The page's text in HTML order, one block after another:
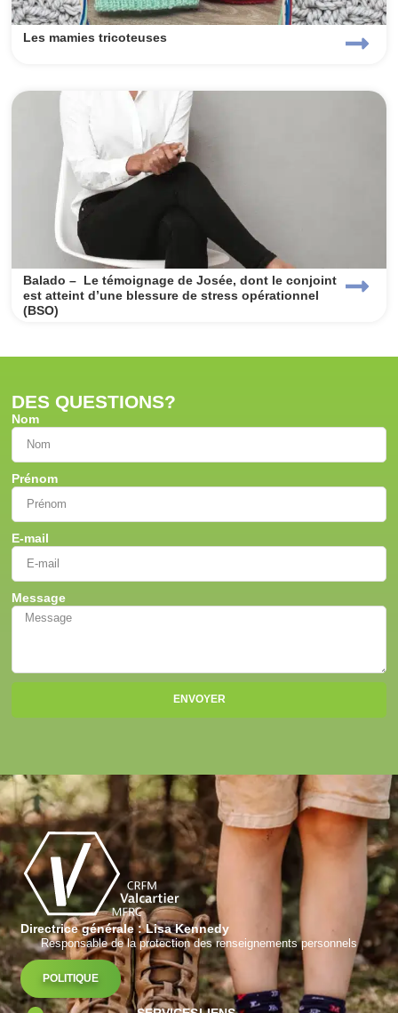
Les mamies tricoteuses
Balado – Le témoignage de Josée, dont le conjoint
est atteint d’une blessure de stress opérationnel
(BSO)
DES QUESTIONS?
Nom
Prénom
E-mail
Message
ENVOYER
Directrice générale : Lisa Kennedy
Responsable de la protection des renseignements personnels
POLITIQUE